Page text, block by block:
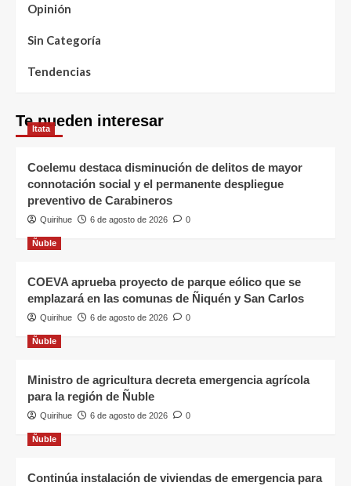
Opinión
Sin Categoría
Tendencias
Te pueden interesar
Itata
Coelemu destaca disminución de delitos de mayor
connotación social y el permanente despliegue
preventivo de Carabineros
Quirihue 6 de agosto de 2026 0
Ñuble
COEVA aprueba proyecto de parque eólico que se
emplazará en las comunas de Ñiquén y San Carlos
Quirihue 6 de agosto de 2026 0
Ñuble
Ministro de agricultura decreta emergencia agrícola
para la región de Ñuble
Quirihue 6 de agosto de 2026 0
Ñuble
Continúa instalación de viviendas de emergencia para